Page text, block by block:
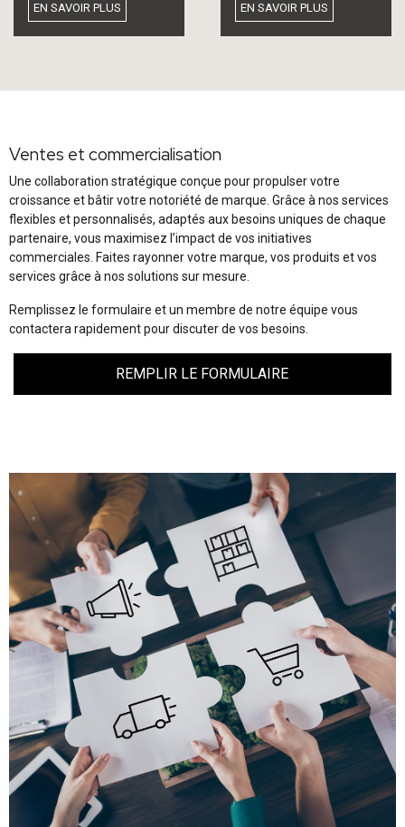
EN SAVOIR PLUS EN SAVOIR PLUS
Ventes et commercialisation
Une collaboration stratégique conçue pour propulser votre
croissance et bâtir votre notoriété de marque. Grâce à nos services
flexibles et personnalisés, adaptés aux besoins uniques de chaque
partenaire, vous maximisez l’impact de vos initiatives
commerciales. Faites rayonner votre marque, vos produits et vos
services grâce à nos solutions sur mesure.
Remplissez le formulaire et un membre de notre équipe vous
contactera rapidement pour discuter de vos besoins.
REMPLIR LE FORMULAIRE